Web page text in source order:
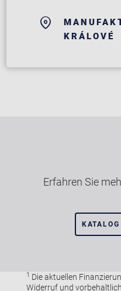
KRÁLOVÉ
Erfahren Sie
1 Die aktuellen
Widerruf und